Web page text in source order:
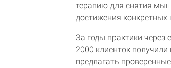
терапию для снятия
достижения конкретных
За годы практики
2000 клиенток
предлагать